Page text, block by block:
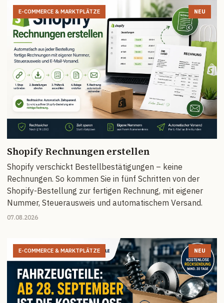
E-COMMERCE & MARKTPLÄTZE NEU
Shopify Rechnungen erstellen
Shopify verschickt Bestellbestätigungen – keine
Rechnungen. So kommen Sie in fünf Schritten von der
Shopify-Bestellung zur fertigen Rechnung, mit eigener
Nummer, Steuerausweis und automatischem Versand.
07.08.2026
E-COMMERCE & MARKTPLÄTZE NEU